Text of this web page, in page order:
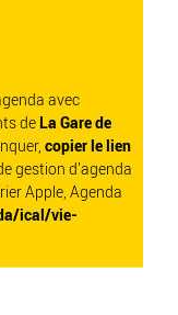
avec
de La Gare de
copier le lien
gestion d'agenda
Apple, Agenda
ical/vie-